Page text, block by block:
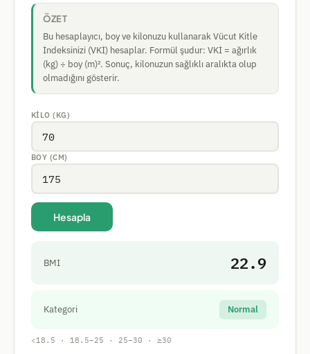
ÖZET
Bu hesaplayıcı, boy ve kilonuzu kullanarak Vücut Kitle
İndeksinizi (VKİ) hesaplar. Formül şudur: VKİ = ağırlık
(kg) ÷ boy (m)². Sonuç, kilonuzun sağlıklı aralıkta olup
olmadığını gösterir.
KILO (KG)
BOY (CM)
Hesapla
BMI 22.9
Kategori Normal
<18.5 · 18.5–25 · 25–30 · ≥30